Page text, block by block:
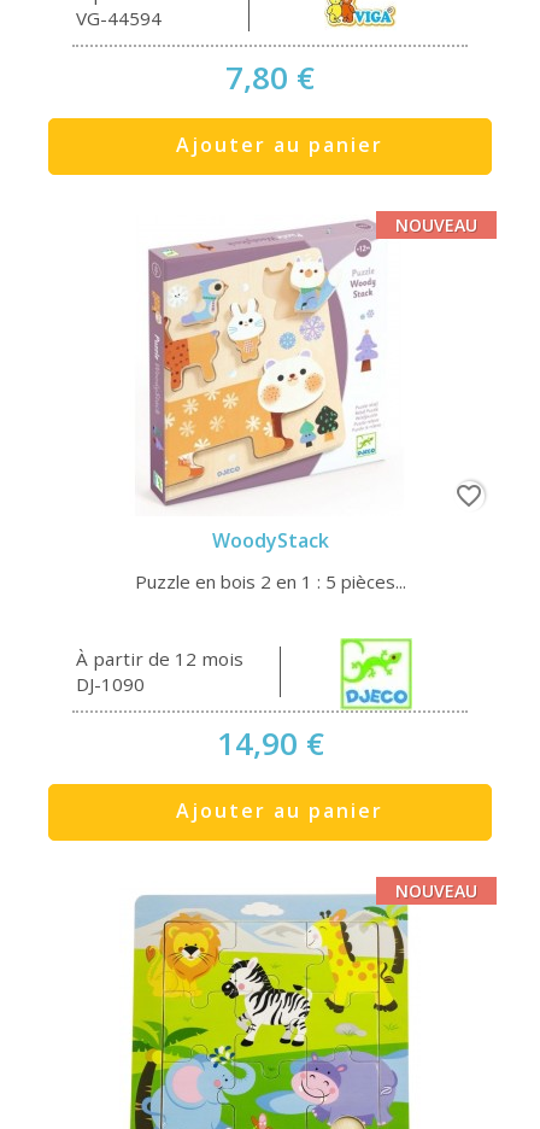
VG-44594
7,80 €
Ajouter au panier
WoodyStack
Puzzle en bois 2 en 1 : 5 pièces...
À partir de 12 mois
DJ-1090
14,90 €
Ajouter au panier
NOUVEAU
favorite_border
NOUVEAU